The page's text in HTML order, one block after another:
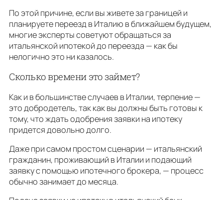
По этой причине, если вы живете за границей и
планируете переезд в Италию в ближайшем будущем,
многие эксперты советуют обращаться за
итальянской ипотекой до переезда — как бы
нелогично это ни казалось.
Сколько времени это займет?
Как и в большинстве случаев в Италии, терпение —
это добродетель, так как вы должны быть готовы к
тому, что ждать одобрения заявки на ипотеку
придется довольно долго.
Даже при самом простом сценарии — итальянский
гражданин, проживающий в Италии и подающий
заявку с помощью ипотечного брокера, — процесс
обычно занимает до месяца.